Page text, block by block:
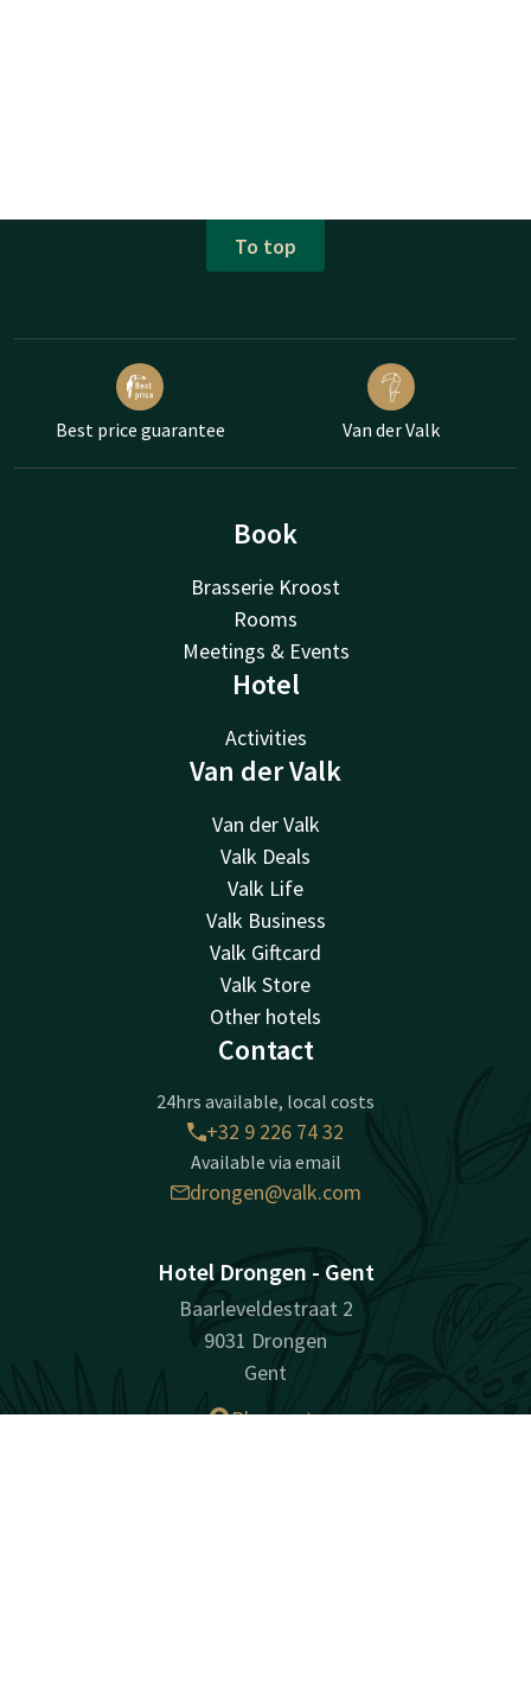
To top
Best price guarantee Van der Valk
Book
Brasserie Kroost
Rooms
Meetings & Events
Hotel
Activities
Van der Valk
Van der Valk
Valk Deals
Valk Life
Valk Business
Valk Giftcard
Valk Store
Other hotels
Contact
24hrs available, local costs
+32 9 226 74 32
Available via email
drongen@valk.com
Hotel Drongen - Gent
Baarleveldestraat 2
9031 Drongen
Gent
Plan route